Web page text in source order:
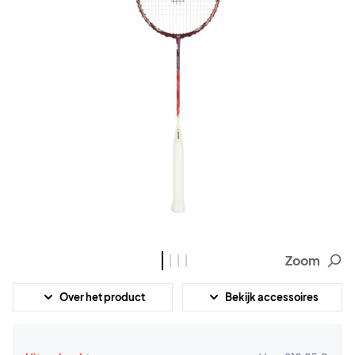
Zoom
Over het product Bekijk accessoires